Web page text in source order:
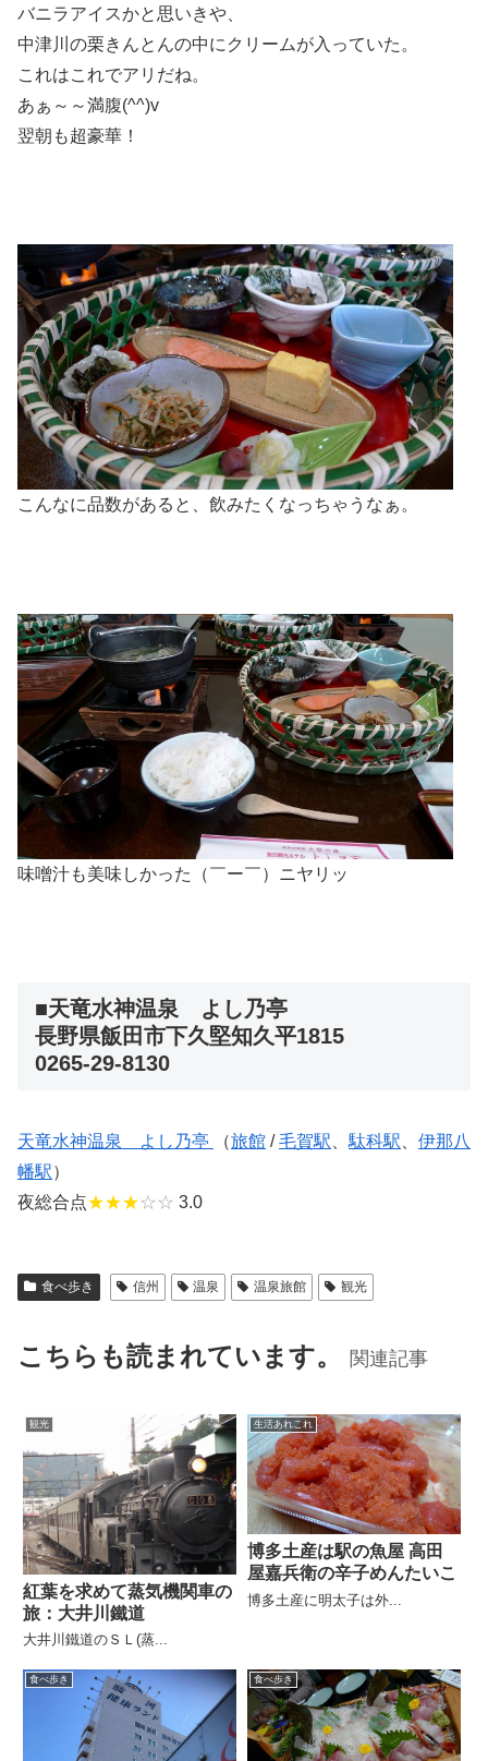
バニラアイスかと思いきや、
中津川の栗きんとんの中にクリームが入っていた。
これはこれでアリだね。
あぁ～～満腹(^^)v
翌朝も超豪華！
こんなに品数があると、飲みたくなっちゃうなぁ。
味噌汁も美味しかった（￣ー￣）ニヤリッ
■天竜水神温泉 よし乃亭
長野県飯田市下久堅知久平1815
0265-29-8130
天竜水神温泉 よし乃亭 （旅館 /毛賀駅 駄科駅
伊那八
幡駅）
夜総合点★★★☆☆ 3.0
食べ歩き 信州 温泉 温泉旅館 観光
こちらも読まれています。 関連記事
観光
紅葉を求めて蒸気機関車の
旅：大井川鐵道
大井川鐵道のＳＬ(蒸...
生活あれこれ
博多土産は駅の魚屋 高田
屋嘉兵衛の辛子めんたいこ
博多土産に明太子は外...
食べ歩き 食べ歩き